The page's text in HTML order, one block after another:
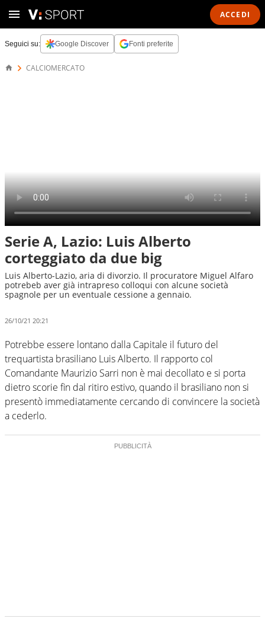
ACCEDI
Seguici su: Google Discover Fonti preferite
CALCIOMERCATO
Serie A, Lazio: Luis Alberto
corteggiato da due big
Luis Alberto-Lazio, aria di divorzio. Il procuratore Miguel Alfaro
potrebeb aver già intrapreso colloqui con alcune società
spagnole per un eventuale cessione a gennaio.
26/10/21 20:21
Potrebbe essere lontano dalla Capitale il futuro del
trequartista brasiliano Luis Alberto. Il rapporto col
Comandante Maurizio Sarri non è mai decollato e si porta
dietro scorie fin dal ritiro estivo, quando il brasiliano non si
presentò immediatamente cercando di convincere la società
a cederlo.